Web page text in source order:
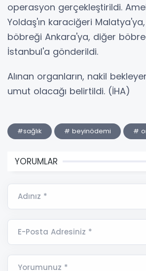
operasyon gerçekleştirildi.
Yoldaş'ın karaciğeri
böbreği Ankara'ya, diğer
İstanbul'a gönderildi.
Alınan organların, nakil
umut olacağı belirtildi. (İHA)
#sağlık # beyinödemi #
YORUMLAR
Adınız *
E-Posta Adresiniz *
Yorumunuz *